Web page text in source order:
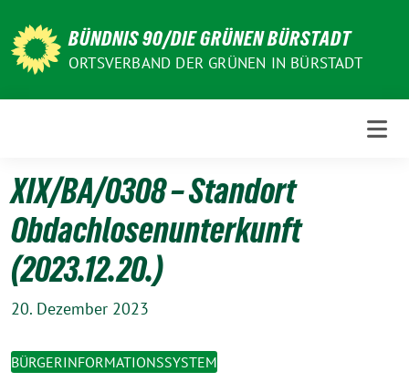
zum
Inhalt
BÜNDNIS 90/DIE GRÜNEN BÜRSTADT
ORTSVERBAND DER GRÜNEN IN BÜRSTADT
XIX/BA/0308 – Standort
Obdachlosenunterkunft
(2023.12.20.)
20. Dezember 2023
BÜRGERINFORMATIONSSYSTEM